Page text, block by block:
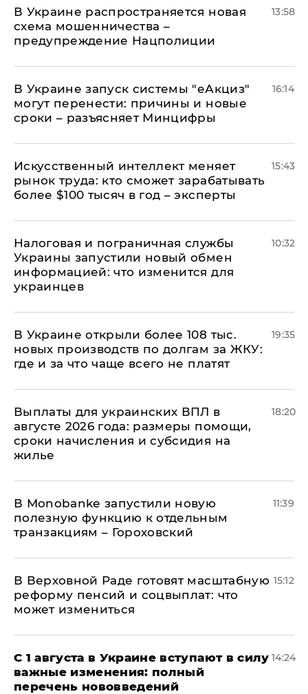
В Украине распространяется новая
схема мошенничества –
предупреждение Нацполиции
13:58
В Украине запуск системы "еАкциз"
могут перенести: причины и новые
сроки – разъясняет Минцифры
16:14
Искусственный интеллект меняет
рынок труда: кто сможет зарабатывать
более $100 тысяч в год – эксперты
15:43
Налоговая и пограничная службы
Украины запустили новый обмен
информацией: что изменится для
украинцев
10:32
В Украине открыли более 108 тыс.
новых производств по долгам за ЖКУ:
где и за что чаще всего не платят
19:35
Выплаты для украинских ВПЛ в
августе 2026 года: размеры помощи,
сроки начисления и субсидия на
жилье
18:20
В Мonobankе запустили новую
полезную функцию к отдельным
транзакциям – Гороховский
11:39
В Верховной Раде готовят масштабную
реформу пенсий и соцвыплат: что
может измениться
15:12
С 1 августа в Украине вступают в силу
важные изменения: полный
перечень нововведений
14:24